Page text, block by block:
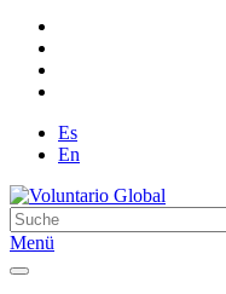
Es
En
Menü